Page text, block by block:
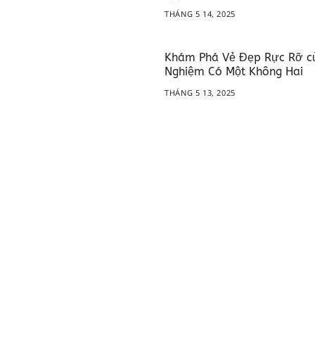
THÁNG 5 14, 2025
Khám Phá Vẻ Đẹp Rực Rỡ
Nghiệm Có Một Không Hai
THÁNG 5 13, 2025